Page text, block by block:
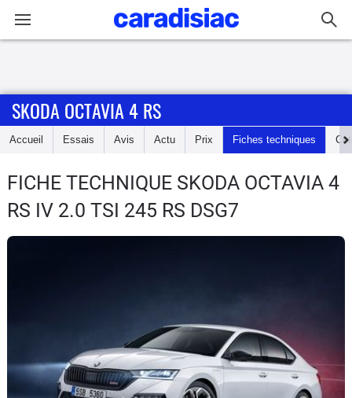
Accueil
Essais
Guide
Flottes
Auto
SKODA OCTAVIA 4 RS
Accueil Essais Avis Actu Prix Fiches techniques
FICHE TECHNIQUE SKODA OCTAVIA 4
RS IV 2.0 TSI 245 RS DSG7